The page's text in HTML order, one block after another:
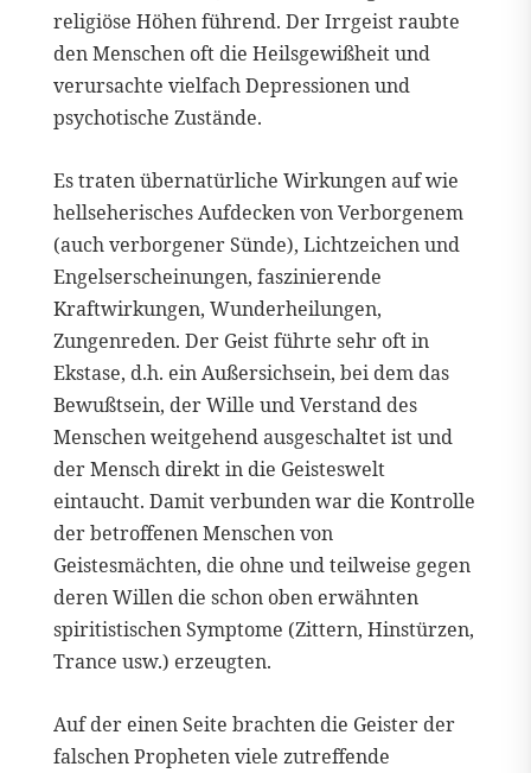
religiöse Höhen führend. Der Irrgeist raubte
den Menschen oft die Heilsgewißheit und
verursachte vielfach Depressionen und
psychotische Zustände.
Es traten übernatürliche Wirkungen auf wie
hellseherisches Aufdecken von Verborgenem
(auch verborgener Sünde), Lichtzeichen und
Engelserscheinungen, faszinierende
Kraftwirkungen, Wunderheilungen,
Zungenreden. Der Geist führte sehr oft in
Ekstase, d.h. ein Außersichsein, bei dem das
Bewußtsein, der Wille und Verstand des
Menschen weitgehend ausgeschaltet ist und
der Mensch direkt in die Geisteswelt
eintaucht. Damit verbunden war die Kontrolle
der betroffenen Menschen von
Geistesmächten, die ohne und teilweise gegen
deren Willen die schon oben erwähnten
spiritistischen Symptome (Zittern, Hinstürzen,
Trance usw.) erzeugten.
Auf der einen Seite brachten die Geister der
falschen Propheten viele zutreffende